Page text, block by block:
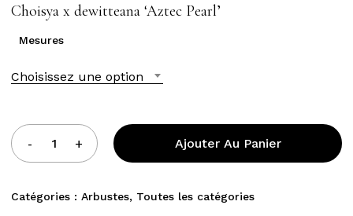
Choisya x dewitteana ‘Aztec Pearl’
Mesures
Choisissez une option
Ajouter Au Panier
Catégories : Arbustes, Toutes les catégories